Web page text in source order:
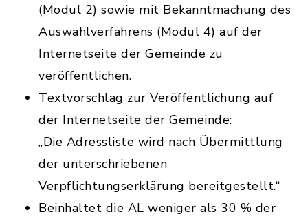
(Modul 2) sowie mit Bekanntmachung des
Auswahlverfahrens (Modul 4) auf der
Internetseite der Gemeinde zu
veröffentlichen.
Textvorschlag zur Veröffentlichung auf
der Internetseite der Gemeinde:
„Die Adressliste wird nach Übermittlung
der unterschriebenen
Verpflichtungserklärung bereitgestellt.“
Beinhaltet die AL weniger als 30 % der